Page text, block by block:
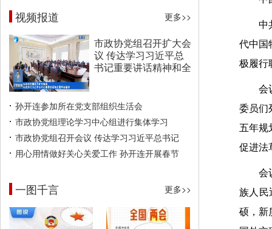
视频报道 更多>>
市政协党组召开扩大会
议 传达学习习近平总
书记重要讲话精神和全
孙开连参加所在党支部组织生活会
市政协党组理论学习中心组进行集体学习
市政协党组召开会议 传达学习习近平总书记
用心用情做好关心关爱工作 孙开连开展春节
一图千言 更多>>
中
代中国
极履行
会
委员们
五年规
促进法
会
族人民
硕，新